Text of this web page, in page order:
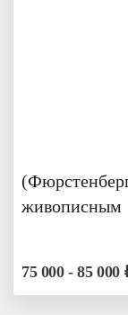
живописным
75 000 - 85 000